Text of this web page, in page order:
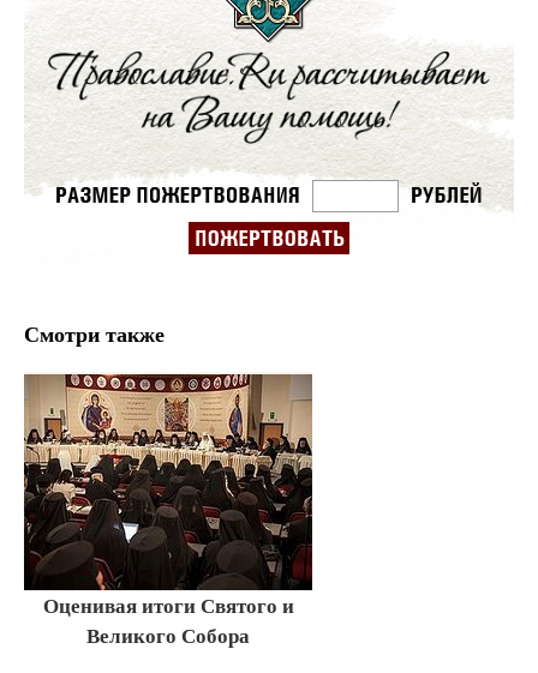
Смотри также
Оценивая итоги Святого и
Великого Собора